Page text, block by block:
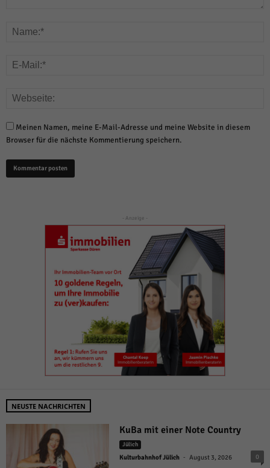
Meinen Namen, meine E-Mail-Adresse und meine Website in diesem
Browser für die nächste Kommentierung speichern.
- Anzeige -
NEUSTE NACHRICHTEN
KuBa mit einer Note Country
Jülich
Kulturbahnhof Jülich - August 3, 2026 0